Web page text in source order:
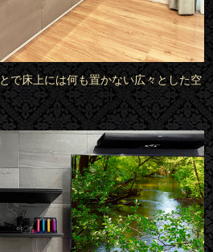
で床上には何も置かない広々とした空